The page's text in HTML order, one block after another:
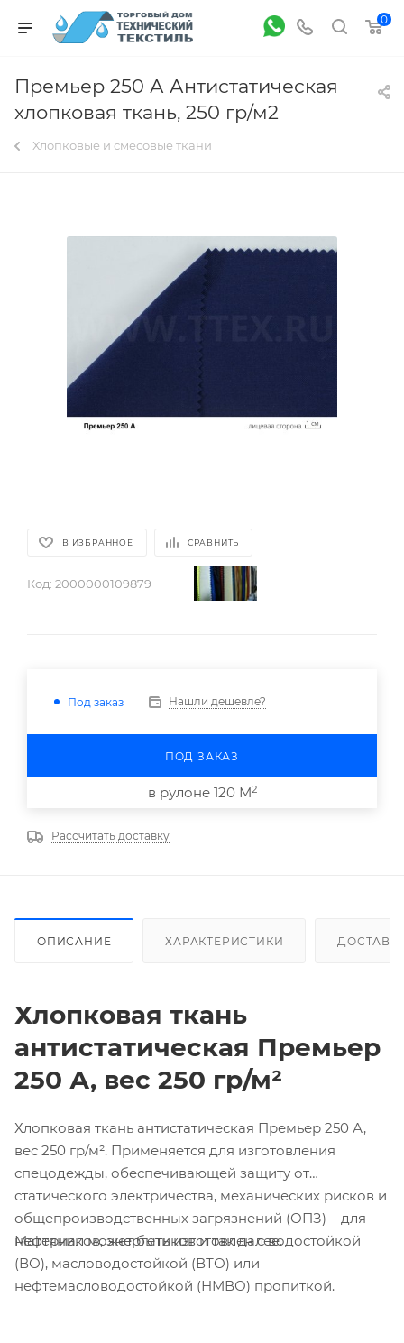
0
Премьер 250 А Антистатическая
хлопковая ткань, 250 гр/м2
Хлопковые и смесовые ткани
В ИЗБРАННОЕ СРАВНИТЬ
Код: 2000000109879
Под заказ Нашли дешевле?
ПОД ЗАКАЗ
в рулоне 120 М2
Рассчитать доставку
ОПИСАНИЕ ХАРАКТЕРИСТИКИ
Хлопковая ткань
антистатическая Премьер
250 А, вес 250 гр/м²
Хлопковая ткань антистатическая Премьер 250 А,
вес 250 гр/м². Применяется для изготовления
спецодежды, обеспечивающей защиту от
статического электричества, механических рисков и
общепроизводственных загрязнений (ОПЗ) – для
нефтяников, энергетиков и так далее.
Материал может быть изготовлен с водостойкой
(ВО), масловодостойкой (ВТО) или
нефтемасловодостойкой (НМВО) пропиткой.